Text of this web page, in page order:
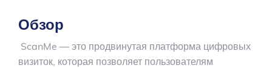
Обзор
ScanMe — это продвинутая платформа цифровых
визиток, которая позволяет пользователям